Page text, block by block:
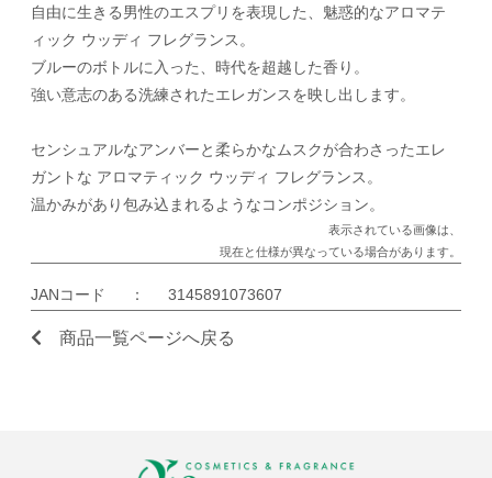
自由に生きる男性のエスプリを表現した、魅惑的なアロマテ
ィック ウッディ フレグランス。
ブルーのボトルに入った、時代を超越した香り。
強い意志のある洗練されたエレガンスを映し出します。
センシュアルなアンバーと柔らかなムスクが合わさったエレ
ガントな アロマティック ウッディ フレグランス。
温かみがあり包み込まれるようなコンポジション。
表示されている画像は、
現在と仕様が異なっている場合があります。
JANコード ： 3145891073607
商品一覧ページへ戻る